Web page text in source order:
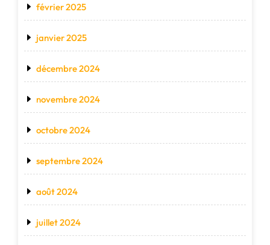
février 2025
janvier 2025
décembre 2024
novembre 2024
octobre 2024
septembre 2024
août 2024
juillet 2024